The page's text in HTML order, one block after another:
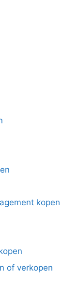
kopen
of verkopen